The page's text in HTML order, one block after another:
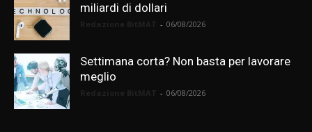
miliardi di dollari
- 06/08/2026
Settimana corta? Non basta per lavorare
meglio
- 06/08/2026